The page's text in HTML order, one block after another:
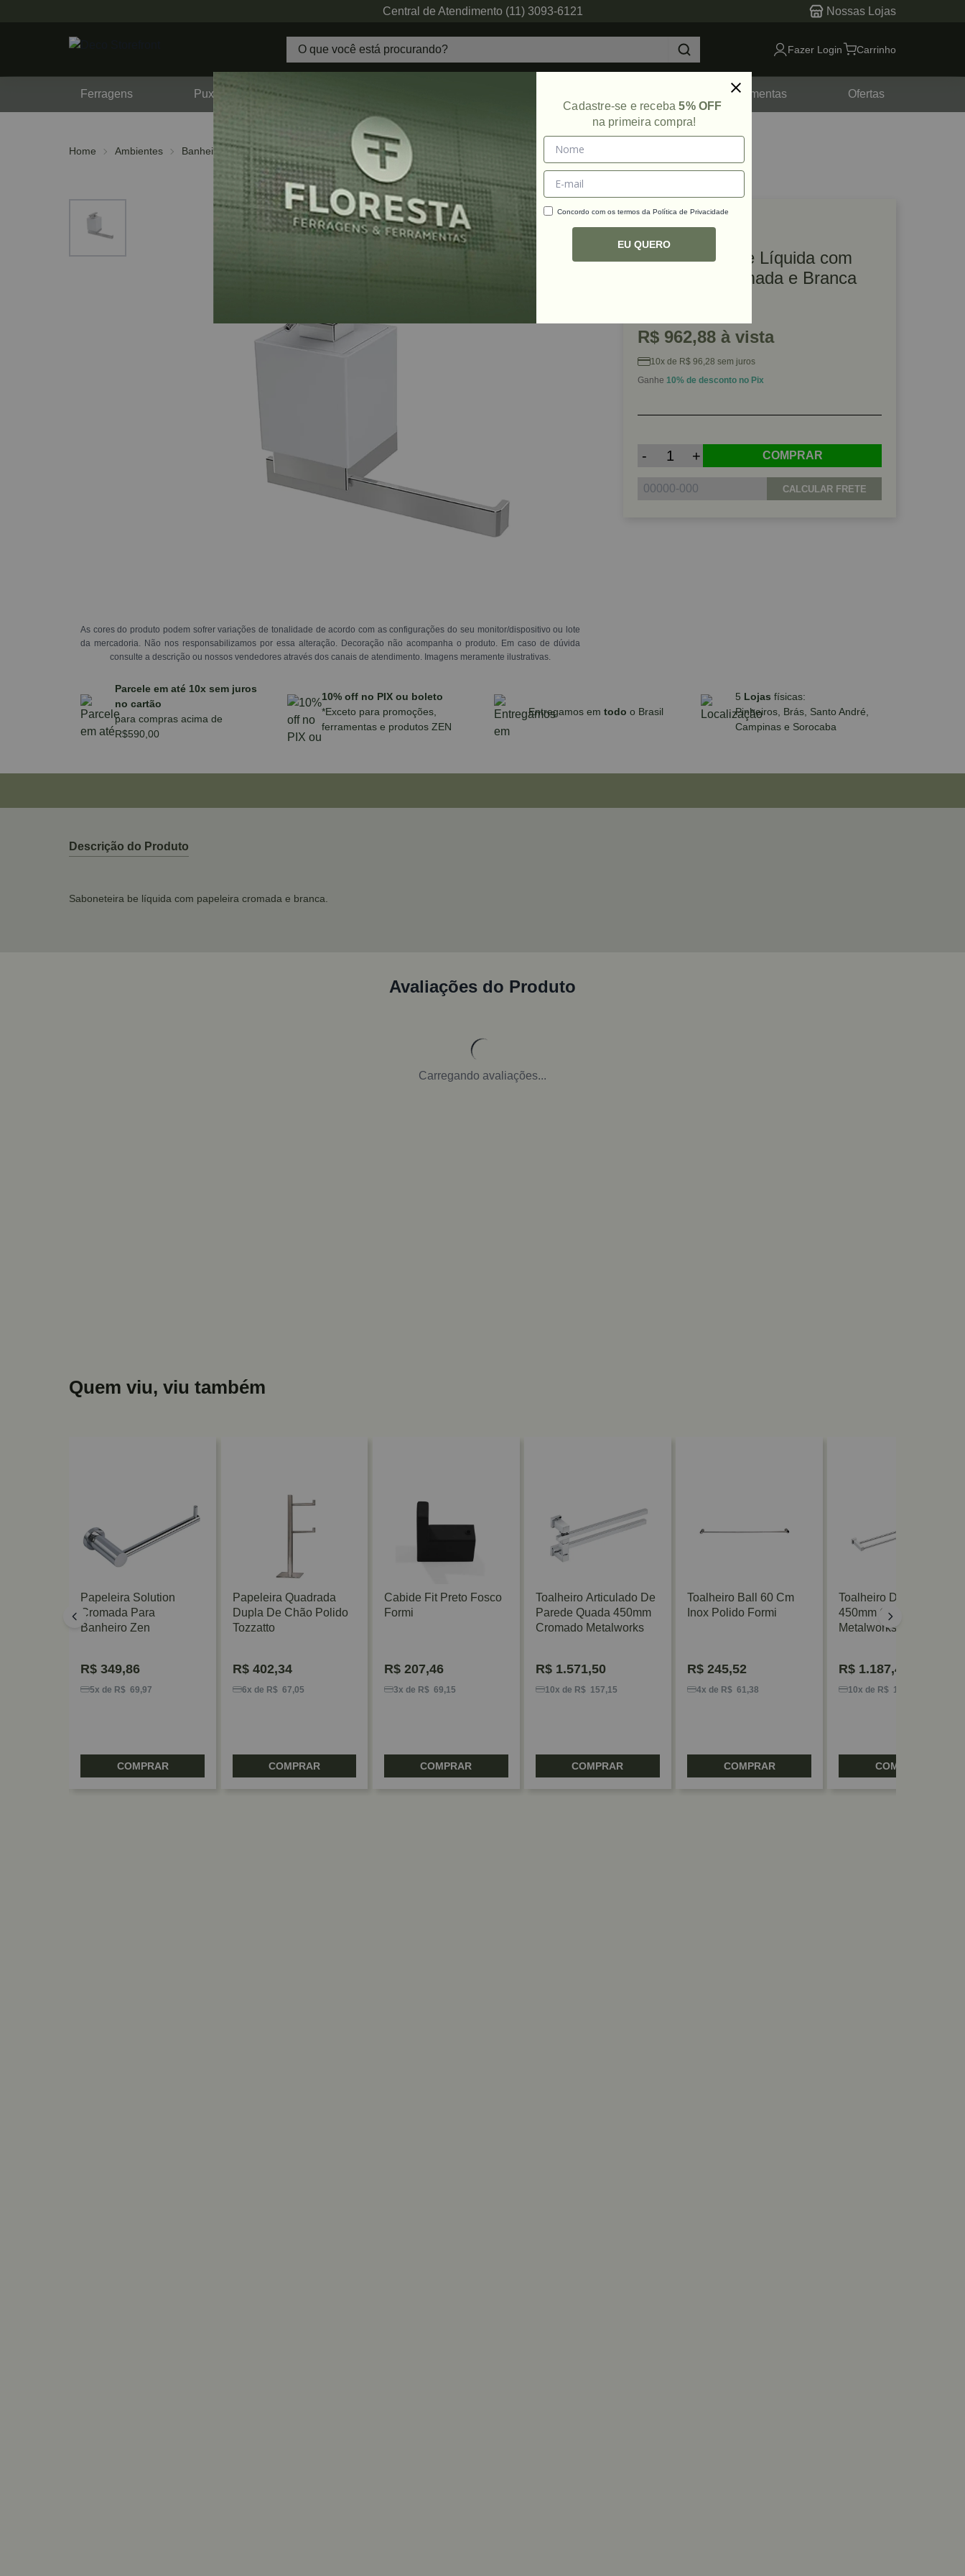
Central de Atendimento (11) 3093-6121 Nossas Lojas
Fazer Login Carrinho
Ferragens Puxadores Ferramentas Ofertas
Home Ambientes Banheiro Acessórios
As cores do produto podem sofrer variações de tonalidade de acordo com as configurações do seu monitor/dispositivo ou lote
da mercadoria. Não nos responsabilizamos por essa alteração. Decoração não acompanha o produto. Em caso de dúvida
consulte a descrição ou nossos vendedores através dos canais de atendimento. Imagens meramente ilustrativas.
Ref: 31523
Saboneteira Be Líquida com
Papeleira Cromada e Branca
R$ 962,88 à vista
10x de R$ 96,28 sem juros
Ganhe 10% de desconto no Pix
- + COMPRAR
CALCULAR FRETE
Parcele em até 10x sem juros
no cartão
para compras acima de
R$590,00
10% off no PIX ou boleto
*Exceto para promoções,
ferramentas e produtos ZEN
Entregamos em todo o Brasil
5 Lojas físicas:
Pinheiros, Brás, Santo André,
Campinas e Sorocaba
Descrição do Produto
Saboneteira be líquida com papeleira cromada e branca.
Avaliações do Produto
Carregando avaliações...
Quem viu, viu também
Papeleira Solution
Cromada Para
Banheiro Zen
R$ 349,86
5x de R$ 69,97
COMPRAR
Papeleira Quadrada
Dupla De Chão Polido
Tozzatto
R$402,34
6x de R$ 67,05
COMPRAR
Cabide Fit Preto Fosco
Formi
R$207,46
3x de R$ 69,15
COMPRAR
Toalheiro Articulado De
Parede Quada 450mm
Cromado Metalworks
R$1.571,50
10x de R$ 157,15
COMPRAR
Toalheiro Ball 60 Cm
Inox Polido Formi
R$ 245,52
4x de R$ 61,38
COMPRAR
Toalheiro Duplo Bari
450mm Cromado
Metalworks
R$ 1.187,47
10x de R$ 118,74
COMPRAR
Cadastre-se e receba5% OFF
na primeira compra!
Concordo com os termos da Política de Privacidade
EU QUERO